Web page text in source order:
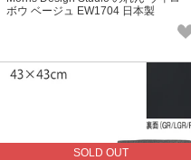
ボウ ベージュ EW1704 日本製
SOLD OUT